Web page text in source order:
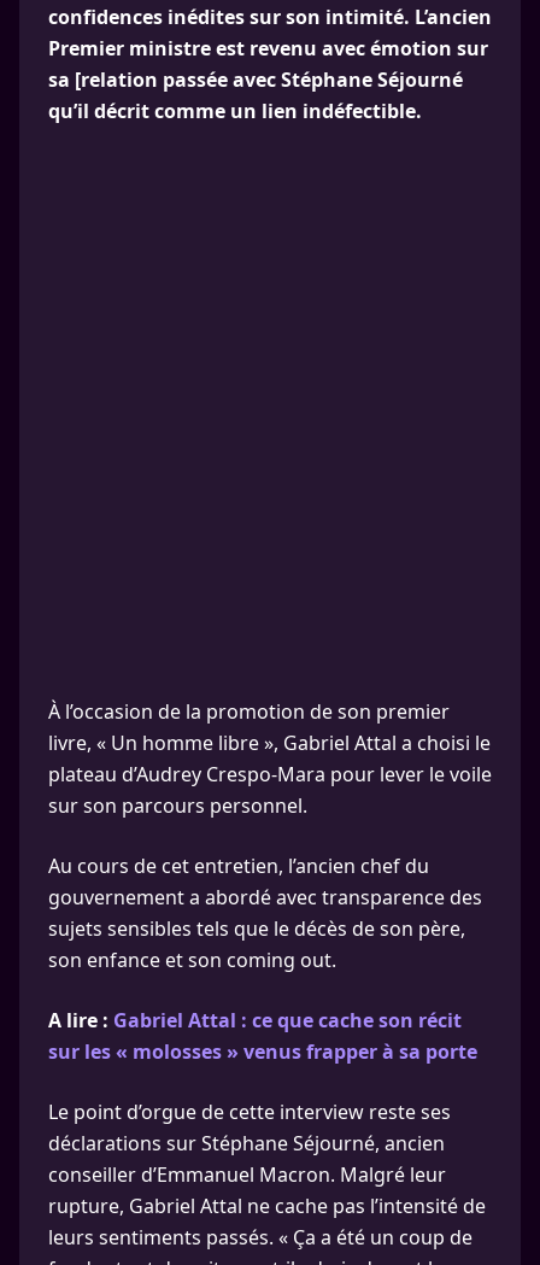
confidences inédites sur son intimité. L’ancien
Premier ministre est revenu avec émotion sur
sa [relation passée avec Stéphane Séjourné
qu’il décrit comme un lien indéfectible.
À l’occasion de la promotion de son premier
livre, « Un homme libre », Gabriel Attal a choisi le
plateau d’Audrey Crespo-Mara pour lever le voile
sur son parcours personnel.
Au cours de cet entretien, l’ancien chef du
gouvernement a abordé avec transparence des
sujets sensibles tels que le décès de son père,
son enfance et son coming out.
A lire : Gabriel Attal : ce que cache son récit
sur les « molosses » venus frapper à sa porte
Le point d’orgue de cette interview reste ses
déclarations sur Stéphane Séjourné, ancien
conseiller d’Emmanuel Macron. Malgré leur
rupture, Gabriel Attal ne cache pas l’intensité de
leurs sentiments passés. « Ça a été un coup de